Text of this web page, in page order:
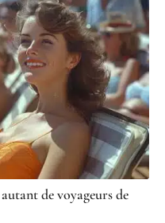
de voyageurs de